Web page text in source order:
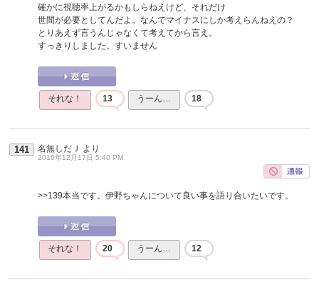
確かに視聴率上がるかもしらねえけど、それだけ
世間が必要としてんだよ。なんでマイナスにしか考えらんねえの？
とりあえず言うんじゃなくて考えてから言え。
すっきりしました。すいません
それな！ 13 うーん… 18
141 名無しだＪ より
2016年12月17日 5:40 PM
>>139本当です。伊野ちゃんについて良い事を語り合いたいです。
それな！ 20 うーん… 12